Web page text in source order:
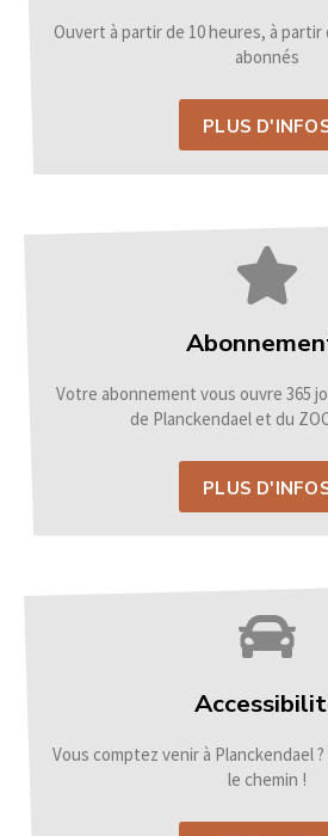
Ouvert à partir de 10 heures, à partir
abonnés
PLUS
Votre abonnement vous ouvre 365
de Planckendael et du
PLUS
Vous comptez venir à Planckendael
le chemin !